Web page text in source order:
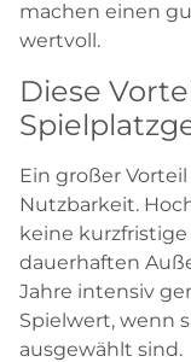
machen einen
wertvoll.
Diese
Ein großer
Nutzbarkeit.
keine kurzfristige
dauerhaften
Jahre intensiv
Spielwert, wenn
ausgewählt sind.